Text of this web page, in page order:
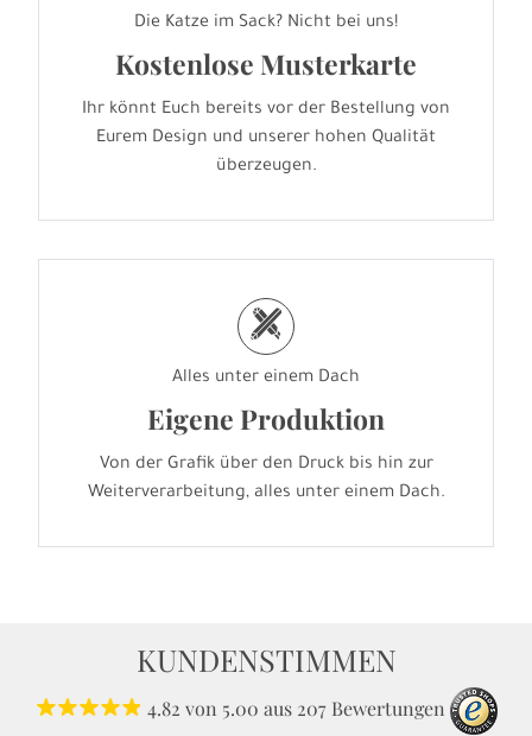
Die Katze im Sack? Nicht bei uns!
Kostenlose Musterkarte
Ihr könnt Euch bereits vor der Bestellung von
Eurem Design und unserer hohen Qualität
überzeugen.
h
Alles unter einem Dach
Eigene Produktion
Von der Grafik über den Druck bis hin zur
Weiterverarbeitung, alles unter einem Dach.
KUNDENSTIMMEN
4.82 von 5.00 aus 207 Bewertungen